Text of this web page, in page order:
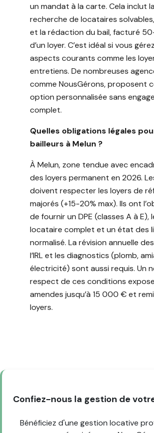
un mandat à la carte. Cela inclut la
recherche de locataires
et la rédaction du bail, facturé
d’un loyer. C’est idéal si vous
aspects courants comme les
entretiens. De nombreuses
comme NousGérons, proposent
option personnalisée sans
complet.
Quelles obligations légales
bailleurs à Melun ?
À Melun, zone tendue avec
des loyers permanent en 2026.
doivent respecter les loyers de
majorés (+15-20% max). Ils ont
de fournir un DPE (classes A à E),
locataire complet et un état des
normalisé. La révision annuelle
l’IRL et les diagnostics (plomb,
électricité) sont aussi requis. Un
respect de ces conditions
amendes jusqu’à 15 000 € et
loyers.
Confiez-nous la gestion de
Bénéficiez d'une gestion locative